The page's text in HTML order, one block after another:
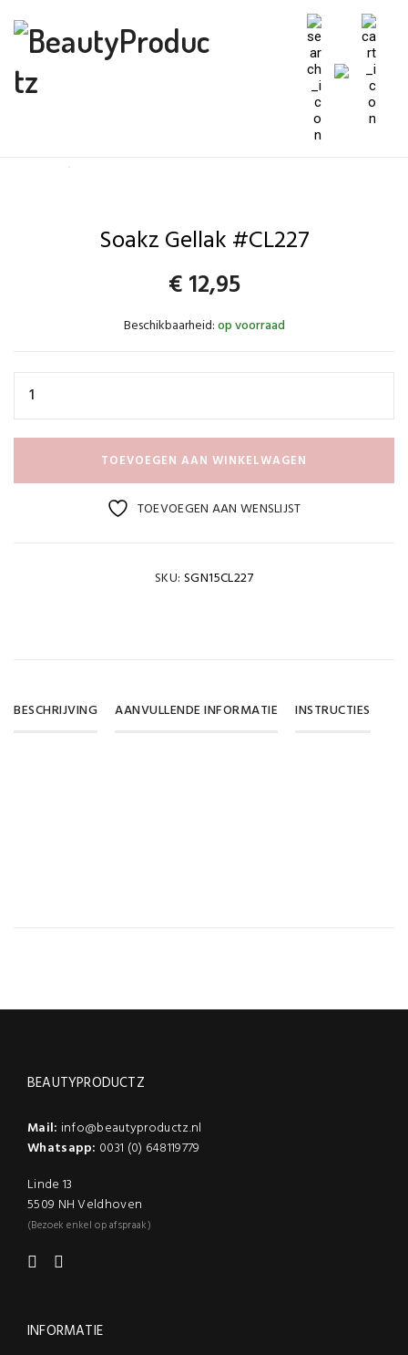
Soakz Gellak #CL227
€12,95
Beschikbaarheid:op voorraad
TOEVOEGEN AAN WINKELWAGEN
TOEVOEGEN AAN WENSLIJST
SKU: SGN15CL227
BESCHRIJVING AANVULLENDE INFORMATIE INSTRUCTIES
BEAUTYPRODUCTZ
Mail: info@beautyproductz.nl
Whatsapp: 0031 (0) 648119779
Linde 13
5509 NH Veldhoven
(Bezoek enkel op afspraak)
INFORMATIE